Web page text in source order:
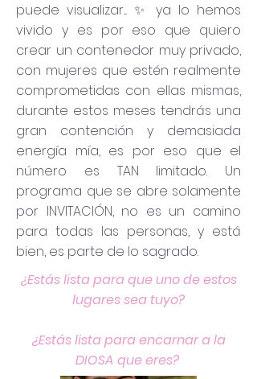
puede visualizar.... ✨ ya lo hemos
vivido y es por eso que quiero
crear un contenedor muy privado,
con mujeres que estén realmente
comprometidas con ellas mismas,
durante estos meses tendrás una
gran contención y demasiada
energía mía, es por eso que el
número es TAN limitado. Un
programa que se abre solamente
por INVITACIÓN, no es un camino
para todas las personas, y está
bien, es parte de lo sagrado.
¿Estás lista para que uno de estos
lugares sea tuyo?
¿Estás lista para encarnar a la
DIOSA que eres?